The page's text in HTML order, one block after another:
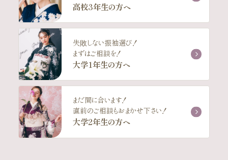
高校3年生の方へ
失敗しない振袖選び！
まずはご相談を！
大学1年生の方へ
まだ間に合います！
直前のご相談もおまかせ下さい！
大学2年生の方へ